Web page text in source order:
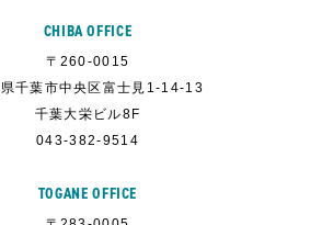
CHIBA OFFICE
〒260-0015
千葉市中央区富士見1-14-13
千葉大栄ビル8F
043-382-9514
TOGANE OFFICE